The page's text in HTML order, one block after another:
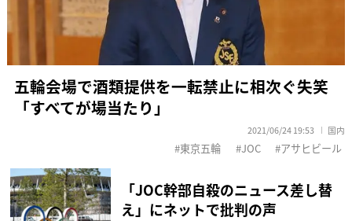
五輪会場で酒類提供を一転禁止に相次ぐ失笑
「すべてが場当たり」
2021/06/24 19:53 国内
東京五輪 JOC アサヒビール
「JOC幹部自殺のニュース差し替
え」にネットで批判の声